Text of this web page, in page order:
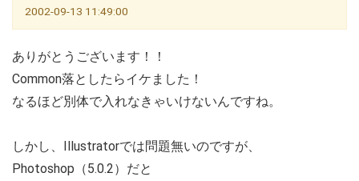
2002-09-13 11:49:00
ありがとうございます！！
Common落としたらイケました！
なるほど別体で入れなきゃいけないんですね。
しかし、Illustratorでは問題無いのですが、
Photoshop（5.0.2）だと